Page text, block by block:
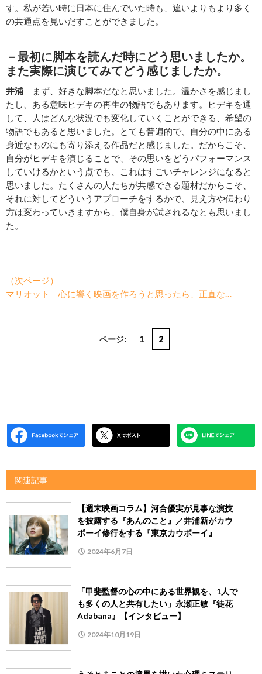
す。私が若い時に日本に住んでいた時も、違いよりもより多く
の共通点を見いだすことができました。
－最初に脚本を読んだ時にどう思いましたか。
また実際に演じてみてどう感じましたか。
井浦 まず、好きな脚本だなと思いました。温かさを感じまし
たし、ある意味ヒデキの再生の物語でもあります。ヒデキを通
して、人はどんな状況でも変化していくことができる、希望の
物語でもあると思いました。とても普遍的で、自分の中にある
身近なものにも寄り添える作品だと感じました。だからこそ、
自分がヒデキを演じることで、その思いをどうパフォーマンス
していけるかという点でも、これはすごいチャレンジになると
思いました。たくさんの人たちが共感できる題材だからこそ、
それに対してどういうアプローチをするかで、見え方や伝わり
方は変わっていきますから、僕自身が試されるなとも思いまし
た。
（次ページ）
マリオット 心に響く映画を作ろうと思ったら、正直な…
ページ: 1 2
関連記事
【週末映画コラム】河合優実が見事な演技
を披露する『あんのこと』／井浦新がカウ
ボーイ修行をする『東京カウボーイ』
2024年6月7日
「甲斐監督の心の中にある世界観を、1人で
も多くの人と共有したい」永瀬正敏『徒花
Adabana』【インタビュー】
2024年10月19日